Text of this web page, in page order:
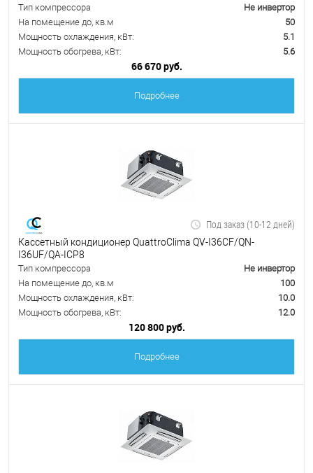
Тип компрессора
Не инвертор
На помещение до, кв.м
50
Мощность охлаждения, кВт:
5.1
Мощность обогрева, кВт:
5.6
66 670 руб.
Подробнее
Под заказ (10-12 дней)
Кассетный кондиционер QuattroClima QV-I36CF/QN-
I36UF/QA-ICP8
Тип компрессора
Не инвертор
На помещение до, кв.м
100
Мощность охлаждения, кВт:
10.0
Мощность обогрева, кВт:
12.0
120 800 руб.
Подробнее